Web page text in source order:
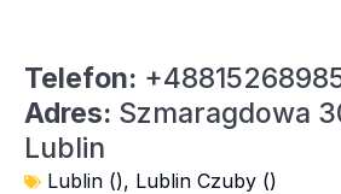
Telefon:
Adres: Szmaragdowa
Lublin
Lublin (), Lublin Czuby ()